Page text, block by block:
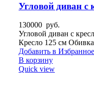
Угловой диван с
130000 руб.
Угловой диван с
Кресло 125 см Обивка
Добавить в Избранное
В корзину
Quick view